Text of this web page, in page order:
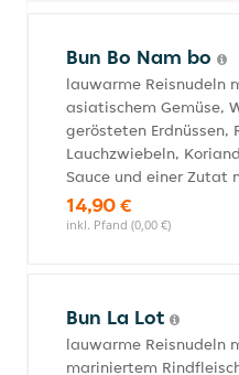
Bun Bo Nam bo
lauwarme Reisnudeln
asiatischem Gemüse,
gerösteten Erdnüssen,
Lauchzwiebeln,
Sauce und einer Zutat
14,90 €
inkl. Pfand (0,00 €)
Bun La Lot
lauwarme Reisnudeln
mariniertem